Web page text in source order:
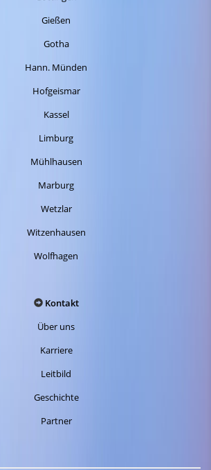
Gießen
Gotha
Hann. Münden
Hofgeismar
Kassel
Limburg
Mühlhausen
Marburg
Wetzlar
Witzenhausen
Wolfhagen
Kontakt
Über uns
Karriere
Leitbild
Geschichte
Partner